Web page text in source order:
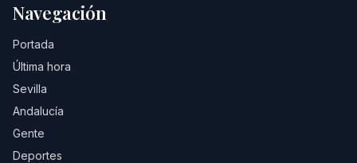
Navegación
Portada
Última hora
Sevilla
Andalucía
Gente
Deportes